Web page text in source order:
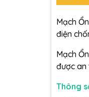
Mạch
điện
Mạch
được an
Thông